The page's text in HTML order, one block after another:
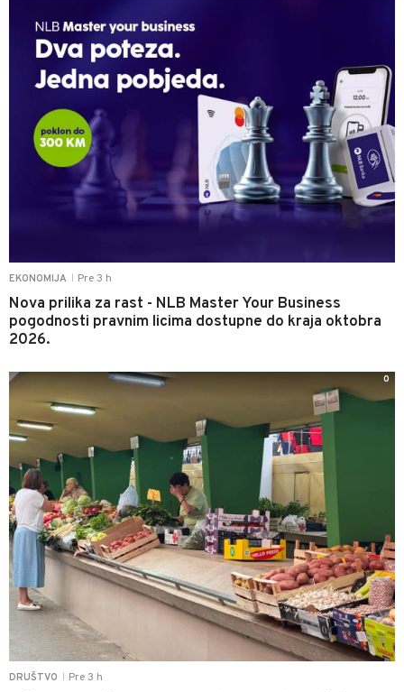
EKONOMIJA Pre 3 h
Nova prilika za rast - NLB Master Your Business
pogodnosti pravnim licima dostupne do kraja oktobra
2026.
DRUŠTVO Pre 3 h
0